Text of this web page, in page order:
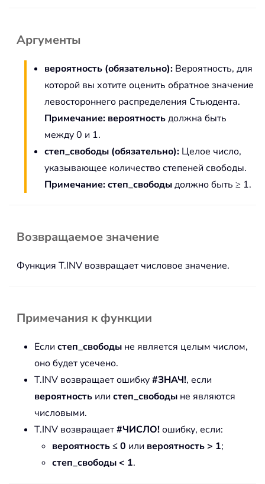
Аргументы
вероятность (обязательно): Вероятность, для
которой вы хотите оценить обратное значение
левостороннего распределения Стьюдента.
Примечание: вероятностьдолжна быть
между 0 и 1.
степ_свободы (обязательно): Целое число,
указывающее количество степеней свободы.
Примечание: степ_свободыдолжно быть ≥ 1.
Возвращаемое значение
Функция T.INV возвращает числовое значение.
Примечания к функции
Если степ_свободы не является целым числом,
оно будет усечено.
T.INV возвращает ошибку#ЗНАЧ!, если
вероятность или степ_свободы не являются
числовыми.
T.INV возвращает#ЧИСЛО!ошибку, если:
вероятность ≤ 0 или вероятность > 1;
степ_свободы < 1.